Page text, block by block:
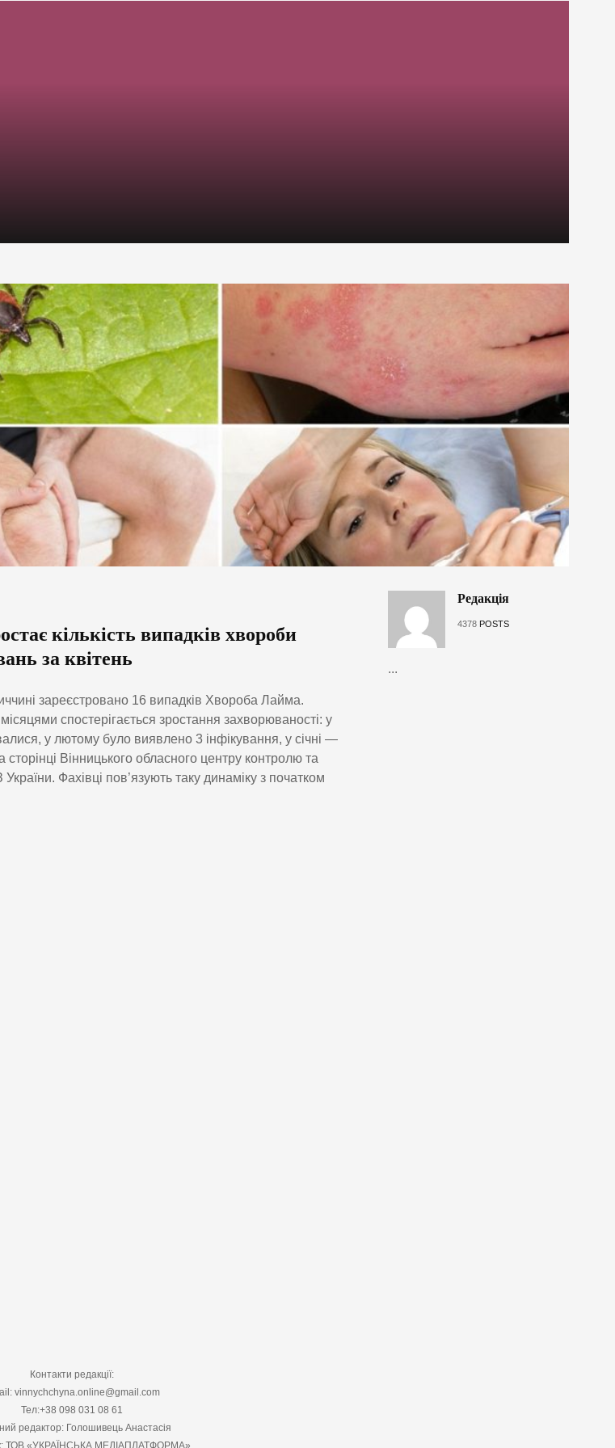
кількість випадків хвороби
за квітень
зареєстровано 16 випадків Хвороба Лайма.
спостерігається зростання захворюваності: у
у лютому було виявлено 3 інфікування, у січні —
Вінницького обласного центру контролю та
Фахівці пов’язують таку динаміку з початком
Редакція
4378 POSTS
...
Контакти редакції:
vinnychchyna.online@gmail.com
Тел:+38 098 031 08 61
редактор: Голошивець Анастасія
ТОВ «УКРАЇНСЬКА МЕДІАПЛАТФОРМА»